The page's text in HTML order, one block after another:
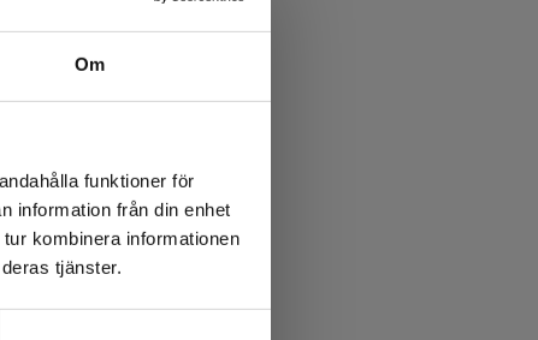
Om
funktioner för
information från din enhet
kombinera informationen
tjänster.